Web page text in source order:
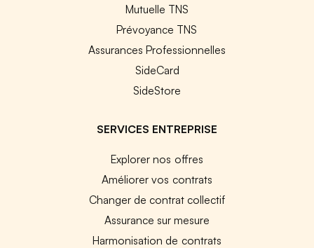
Mutuelle TNS
Prévoyance TNS
Assurances Professionnelles
SideCard
SideStore
SERVICES ENTREPRISE
Explorer nos offres
Améliorer vos contrats
Changer de contrat collectif
Assurance sur mesure
Harmonisation de contrats